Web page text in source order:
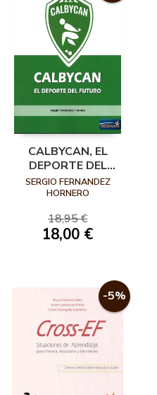
CALBYCAN, EL
DEPORTE DEL
FUTURO
SERGIO FERNANDEZ
HORNERO
18,95 €
18,00 €
-5%